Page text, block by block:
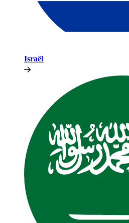
Israël​​